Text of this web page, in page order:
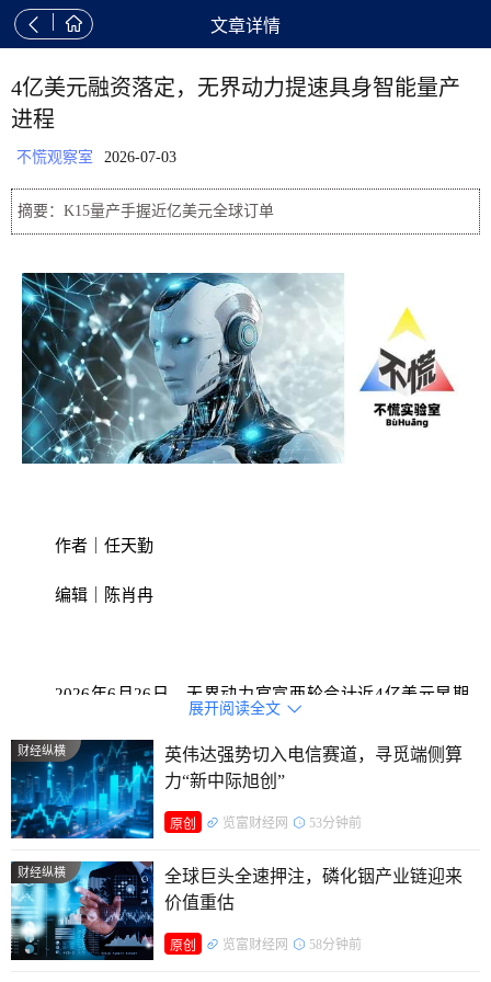
  文章详情
4亿美元融资落定，无界动力提速具身智能量产
进程
不慌观察室 2026-07-03
摘要：K15量产手握近亿美元全球订单
作者｜任天勤
编辑｜陈肖冉
2026年6月26日，无界动力官宣两轮合计近4亿美元早期
一级市场去泡沫的背景下，这家初创企业凭借技术与商业化双
背书，成为具身智能赛道资本“掐尖”的典型样本。
扎堆头部
2026年上半年中国硬科技投融资整体趋于谨慎，但具身智
能赛道走出结构性分化。
展开阅读全文 
财经纵横
英伟达强势切入电信赛道，寻觅端侧算
力“新中际旭创”
原创 览富财经网 53分钟前
财经纵横
全球巨头全速押注，磷化铟产业链迎来
价值重估
原创 览富财经网 58分钟前